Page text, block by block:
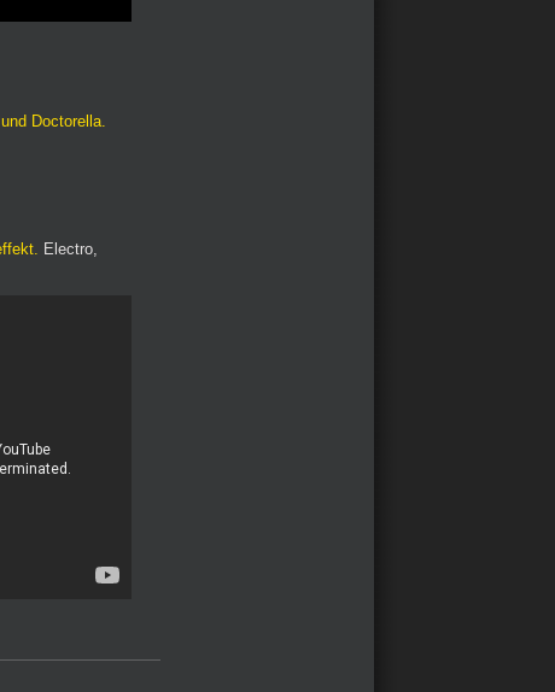
Doctorella.
Electro,